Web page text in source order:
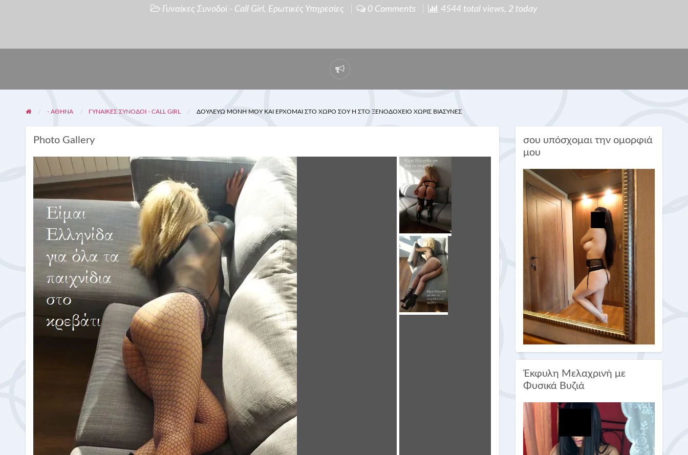
Γυναίκες Συνοδοί - Call Girl, Ερωτικές Υπηρεσίες 0 Comments 4544 total views, 2 today
- ΑΘΗΝΑ ΓΥΝΑΊΚΕΣ ΣΥΝΟΔΟΊ - CALL GIRL ΔΟΥΛΕΎΩ ΜΌΝΗ ΜΟΥ ΚΑΙ ΈΡΧΟΜΑΙ ΣΤΟ ΧΏΡΟ ΣΟΥ Ή ΣΤΟ ΞΕΝΟΔΟΧΕΊΟ ΧΩΡΊΣ ΒΙΑΣΎΝΕΣ
Photo Gallery
σου υπόσχομαι την ομορφιά
μου
Έκφυλη Μελαχρινή με
Φυσικά Βυζιά